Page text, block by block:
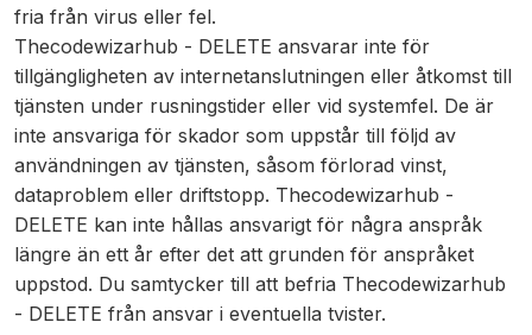
fria från virus eller fel.
Thecodewizarhub - DELETE ansvarar inte för
tillgängligheten av internetanslutningen eller åtkomst till
tjänsten under rusningstider eller vid systemfel. De är
inte ansvariga för skador som uppstår till följd av
användningen av tjänsten, såsom förlorad vinst,
dataproblem eller driftstopp. Thecodewizarhub -
DELETE kan inte hållas ansvarigt för några anspråk
längre än ett år efter det att grunden för anspråket
uppstod. Du samtycker till att befria Thecodewizarhub
- DELETE från ansvar i eventuella tvister.